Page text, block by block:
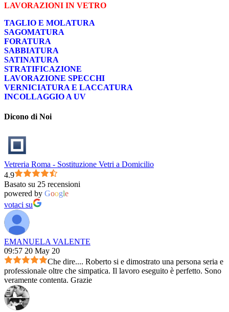
LAVORAZIONI IN VETRO
TAGLIO E MOLATURA
SAGOMATURA
FORATURA
SABBIATURA
SATINATURA
STRATIFICAZIONE
LAVORAZIONE SPECCHI
VERNICIATURA E LACCATURA
INCOLLAGGIO A UV
Dicono di Noi
Vetreria Roma - Sostituzione Vetri a Domicilio
4.9
Basato su 25 recensioni
powered by Google
votaci su
EMANUELA VALENTE
09:57 20 May 20
Che dire.... Roberto si e dimostrato una persona seria e
professionale oltre che simpatica. Il lavoro eseguito è perfetto. Sono
veramente contenta. Grazie